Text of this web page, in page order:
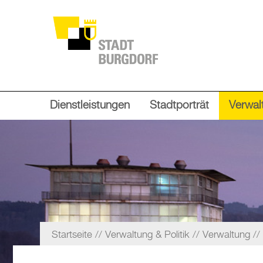
Dienstleistungen Stadtporträt
Startseite Verwaltung & Politik Verwaltung